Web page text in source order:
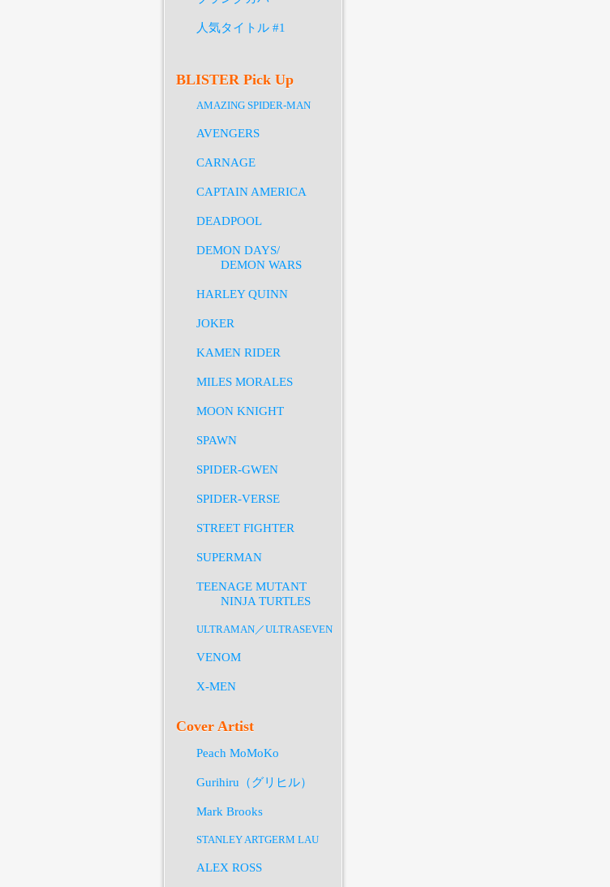
人気タイトル #1
BLISTER Pick Up
AMAZING SPIDER-MAN
AVENGERS
CARNAGE
CAPTAIN AMERICA
DEADPOOL
DEMON DAYS/
DEMON WARS
HARLEY QUINN
JOKER
KAMEN RIDER
MILES MORALES
MOON KNIGHT
SPAWN
SPIDER-GWEN
SPIDER-VERSE
STREET FIGHTER
SUPERMAN
TEENAGE MUTANT
NINJA TURTLES
ULTRAMAN／ULTRASEVEN
VENOM
X-MEN
Cover Artist
Peach MoMoKo
Gurihiru（グリヒル）
Mark Brooks
STANLEY ARTGERM LAU
ALEX ROSS